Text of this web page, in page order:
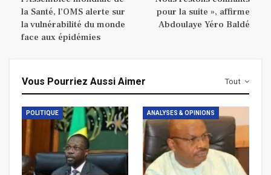
la Santé, l’OMS alerte sur
la vulnérabilité du monde
face aux épidémies
pour la suite », affirme
Abdoulaye Yéro Baldé
Tout
Vous Pourriez Aussi Aimer
POLITIQUE ANALYSES & OPINIONS